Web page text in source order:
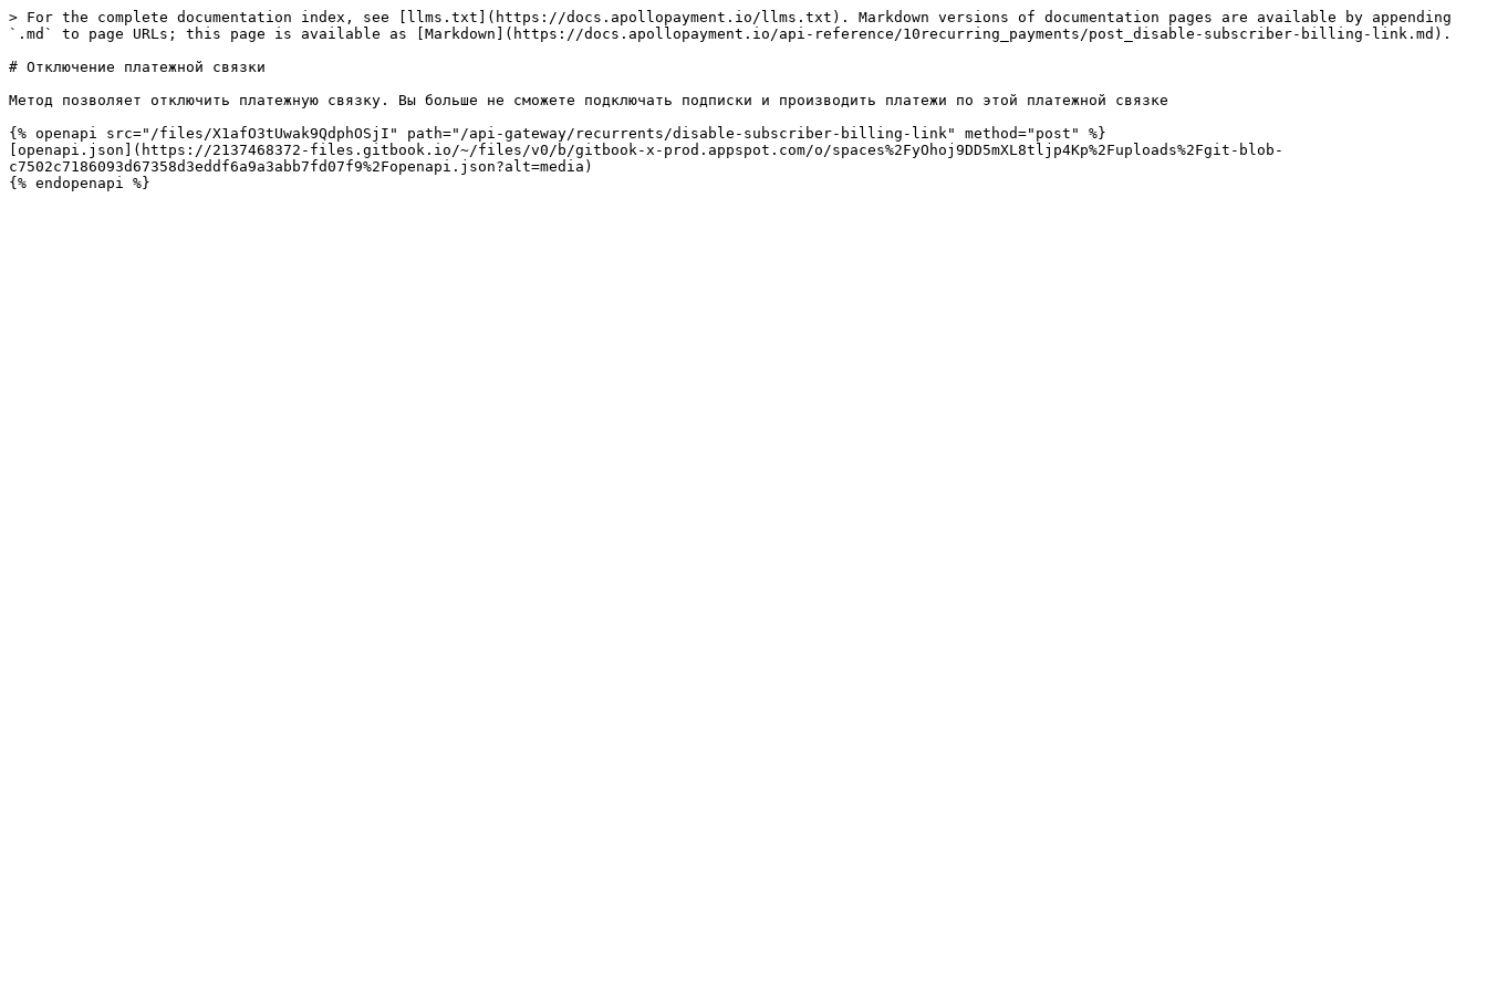
> For the complete documentation index, see [llms.txt](https://docs.apollopayment.io/llms.txt). Markdown versions of documentation pages are available by appending
`.md` to page URLs; this page is available as [Markdown](https://docs.apollopayment.io/api-reference/10recurring_payments/post_disable-subscriber-billing-link.md).
# Отключение платежной связки
Метод позволяет отключить платежную связку. Вы больше не сможете подключать подписки и производить платежи по этой платежной связке
{% openapi src="/files/X1afO3tUwak9QdphOSjI" path="/api-gateway/recurrents/disable-subscriber-billing-link" method="post" %}
[openapi.json](https://2137468372-files.gitbook.io/~/files/v0/b/gitbook-x-prod.appspot.com/o/spaces%2FyOhoj9DD5mXL8tljp4Kp%2Fuploads%2Fgit-blob-
c7502c7186093d67358d3eddf6a9a3abb7fd07f9%2Fopenapi.json?alt=media)